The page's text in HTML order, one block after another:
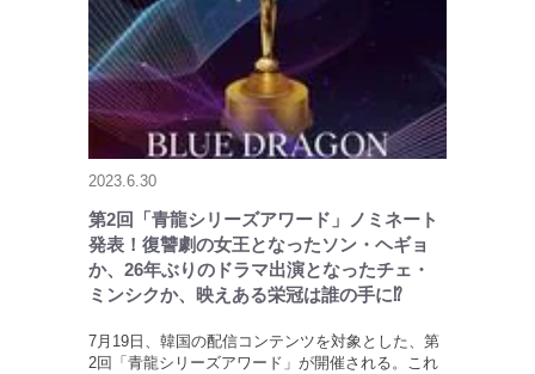
2023.6.30
第2回「青龍シリーズアワード」ノミネート
発表！復讐劇の女王となったソン・ヘギョ
か、26年ぶりのドラマ出演となったチェ・
ミンシクか、映えある栄冠は誰の手に⁉
7月19日、韓国の配信コンテンツを対象とした、第
2回「青龍シリーズアワード」が開催される。これ